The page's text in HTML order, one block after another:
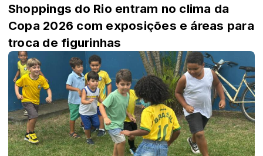
Shoppings do Rio entram no clima da
Copa 2026 com exposições e áreas para
troca de figurinhas